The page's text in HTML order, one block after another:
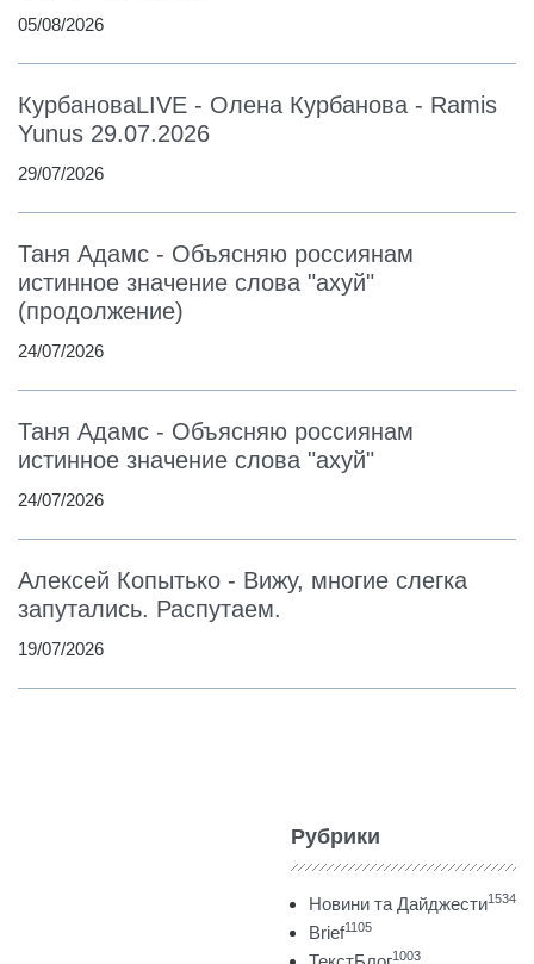
05/08/2026
КурбановаLIVE - Олена Курбанова - Ramis
Yunus 29.07.2026
29/07/2026
Таня Адамс - Объясняю россиянам
истинное значение слова "ахуй"
(продолжение)
24/07/2026
Таня Адамс - Объясняю россиянам
истинное значение слова "ахуй"
24/07/2026
Алексей Копытько - Вижу, многие слегка
запутались. Распутаем.
19/07/2026
Рубрики
Новини та Дайджести1534
Brief1105
1003